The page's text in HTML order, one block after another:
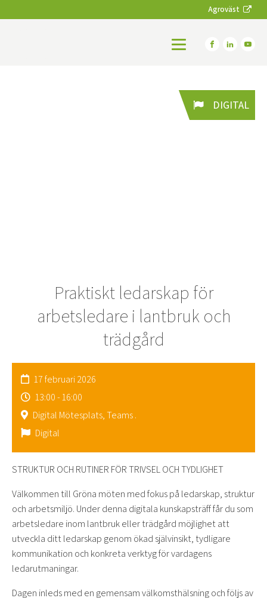
Agroväst
DIGITAL
Praktiskt ledarskap för
arbetsledare i lantbruk och
trädgård
17 februari 2026
13:00 - 16:00
Digital Mötesplats, Teams .
Digital
STRUKTUR OCH RUTINER FÖR TRIVSEL OCH TYDLIGHET
Välkommen till Gröna möten med fokus på ledarskap, struktur
och arbetsmiljö. Under denna digitala kunskapsträff får du som
arbetsledare inom lantbruk eller trädgård möjlighet att
utveckla ditt ledarskap genom ökad självinsikt, tydligare
kommunikation och konkreta verktyg för vardagens
ledarutmaningar.
Dagen inleds med en gemensam välkomsthälsning och följs av